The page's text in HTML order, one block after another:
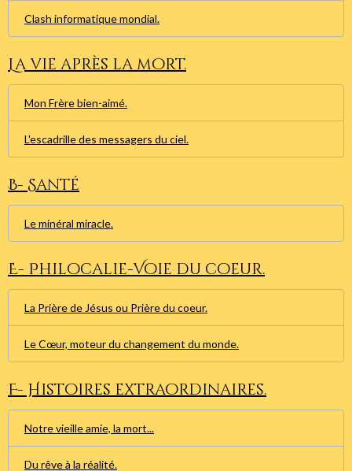
Clash informatique mondial.
La vie après la mort.
Mon Frère bien-aimé.
L'escadrille des messagers du ciel.
B- Santé
Le minéral miracle.
E- Philocalie-Voie du coeur.
La Prière de Jésus ou Prière du coeur.
Le Cœur, moteur du changement du monde.
F- Histoires extraordinaires.
Notre vieille amie, la mort...
Du rêve à la réalité.